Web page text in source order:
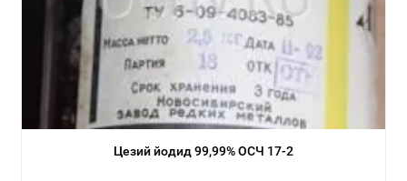
Цезий йодид 99,99% ОСЧ 17-2